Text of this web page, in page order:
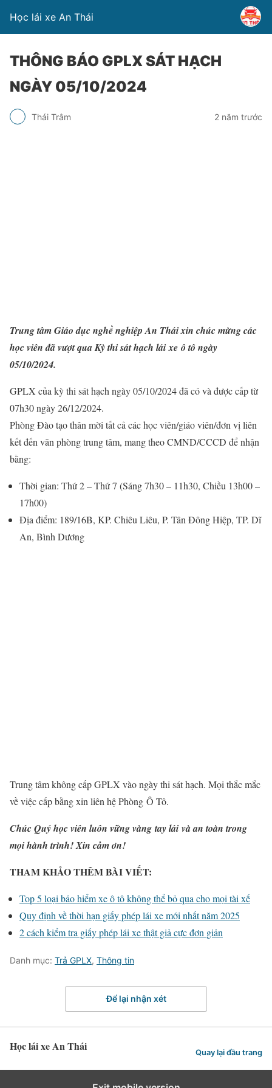
Học lái xe An Thái
THÔNG BÁO GPLX SÁT HẠCH
NGÀY 05/10/2024
Thái Trâm 2 năm trước
Trung tâm Giáo dục nghề nghiệp An Thái xin chúc mừng các
học viên đã vượt qua Kỳ thi sát hạch láixe ô tô ngày
05/10/2024.
GPLX của kỳ thi sát hạch ngày 05/10/2024 đã có và được cấp từ
07h30 ngày 26/12/2024.
Phòng Đào tạo thân mời tất cả các học viên/giáo viên/đơn vị liên
kết đến văn phòng trung tâm, mang theo CMND/CCCD để nhận
bằng:
Thời gian: Thứ 2 – Thứ 7 (Sáng 7h30 – 11h30, Chiều 13h00 –
17h00)
Địa điểm: 189/16B, KP. Chiêu Liêu, P. Tân Đông Hiệp, TP. Dĩ
An, Bình Dương
Trung tâm không cấp GPLX vào ngày thi sát hạch. Mọi thắc mắc
về việc cấp bằng xin liên hệ Phòng Ô Tô.
Chúc Quý học viên luôn vững vàngtay lái và an toàn trong
mọi hành trình! Xin cảm ơn!
THAM KHẢO THÊM BÀI VIẾT:
Top 5 loại bảo hiểm xe ô tô không thể bỏ qua cho mọi tài xế
Quy định về thời hạn giấy phép lái xe mới nhất năm 2025
2 cách kiểm tra giấy phép lái xe thật giả cực đơn giản
Danh mục: Trả GPLX, Thông tin
Để lại nhận xét
Học lái xe An Thái Quay lại đầu trang